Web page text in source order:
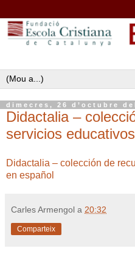
dimecres, 26 d’octubre
Didactalia –
servicios
Didactalia – colección de
en español
Carles Armengol a 20:32
Comparteix